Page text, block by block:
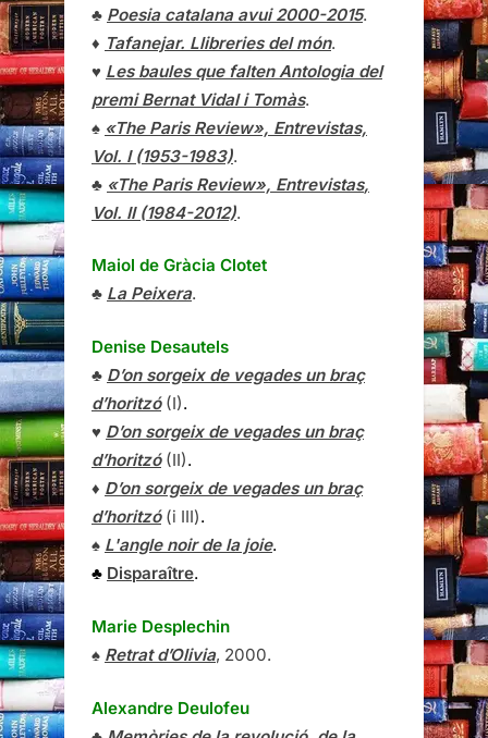
♣ Poesia catalana avui 2000-2015.
♦ Tafanejar. Llibreries del món.
♥ Les baules que falten Antologia del
premi Bernat Vidal i Tomàs.
♠ «The Paris Review», Entrevistas,
Vol. I (1953-1983).
♣ «The Paris Review», Entrevistas,
Vol. II (1984-2012).
Maiol de Gràcia Clotet
♣ La Peixera.
Denise Desautels
♣ D’on sorgeix de vegades un braç
d’horitzó(I).
♥ D’on sorgeix de vegades un braç
d’horitzó(II).
♦ D’on sorgeix de vegades un braç
d’horitzó(i III).
♠ L'angle noir de la joie.
♣ Disparaître.
Marie Desplechin
♠ Retrat d’Olivia, 2000.
Alexandre Deulofeu